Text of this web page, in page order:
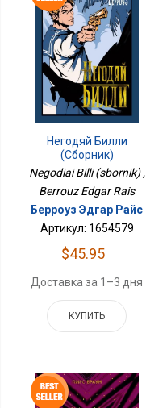
Негодяй Билли
(сборник)
Negodiai Billi (sbornik) ,
Berrouz Edgar Rais
Берроуз Эдгар Райс
Артикул: 1654579
$45.95
Доставка за 1–3 дня
КУПИТЬ